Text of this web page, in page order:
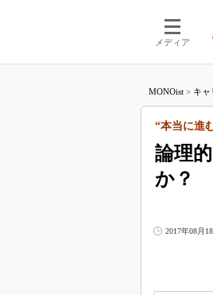
メディア
MONOist > キャ
論理
か？
“本当に進
2017年08月